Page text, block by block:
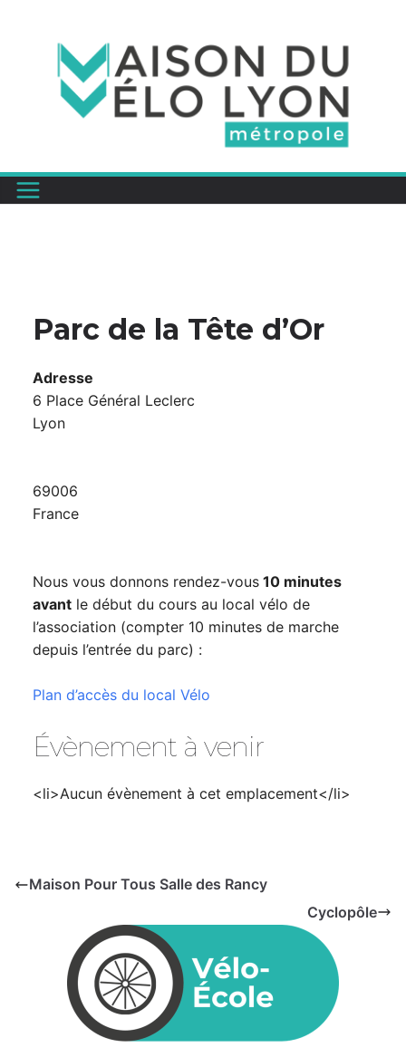
Parc de la Tête d’Or
Adresse
6 Place Général Leclerc
Lyon
69006
France
Nous vous donnons rendez-vous 10 minutes
avant le début du cours au local vélo de
l’association (compter 10 minutes de marche
depuis l’entrée du parc) :
Plan d’accès du local Vélo
Évènement à venir
<li>Aucun évènement à cet emplacement</li>
Maison Pour Tous Salle des Rancy
Cyclopôle